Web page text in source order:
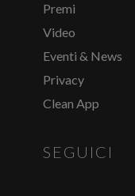
Premi
Video
Eventi & News
Privacy
Clean App
SEGUICI